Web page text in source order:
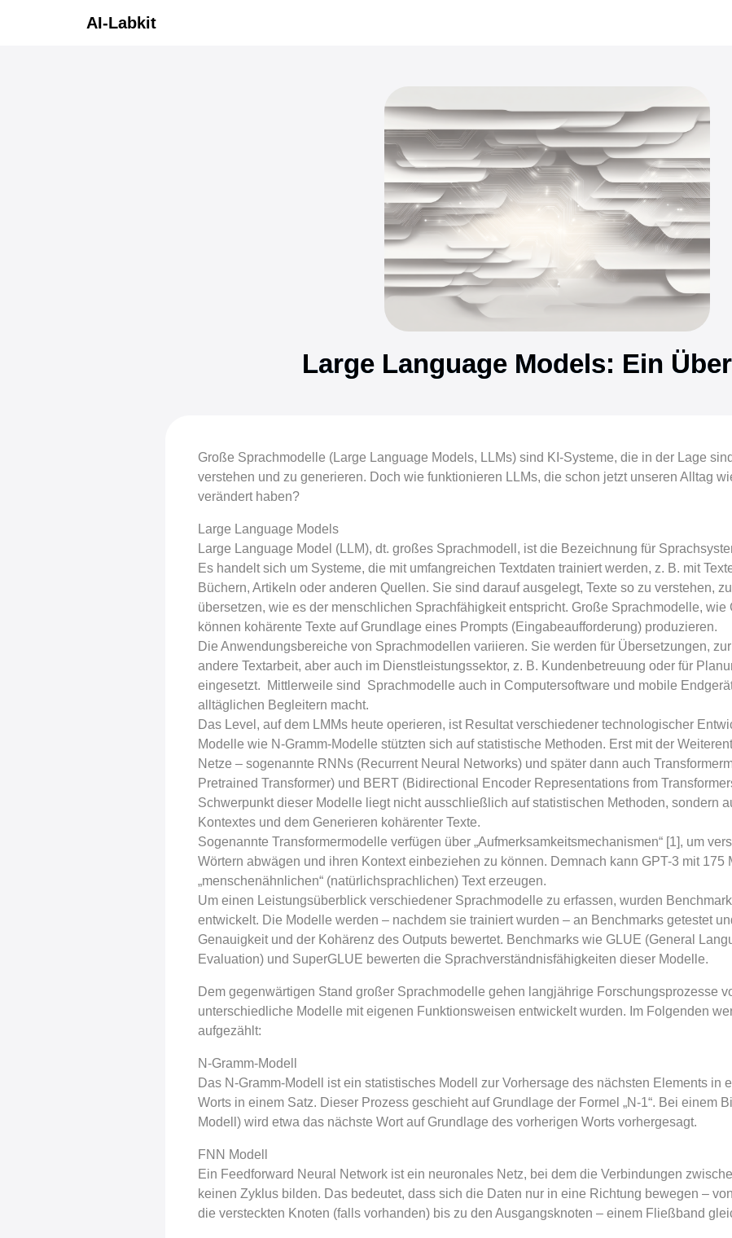
AI-Labkit
Large Language Models: Ein
Große Sprachmodelle (Large Language Models, LLMs) sind KI-Systeme, die in der Lage
verstehen und zu generieren. Doch wie funktionieren LLMs, die schon jetzt unseren Alltag
verändert haben?
Large Language Models
Large Language Model (LLM), dt. großes Sprachmodell, ist die Bezeichnung für
Es handelt sich um Systeme, die mit umfangreichen Textdaten trainiert werden, z. B. mit
Büchern, Artikeln oder anderen Quellen. Sie sind darauf ausgelegt, Texte so zu verstehen,
übersetzen, wie es der menschlichen Sprachfähigkeit entspricht. Große Sprachmodelle, wie
können kohärente Texte auf Grundlage eines Prompts (Eingabeaufforderung) produzieren.
Die Anwendungsbereiche von Sprachmodellen variieren. Sie werden für Übersetzungen,
andere Textarbeit, aber auch im Dienstleistungssektor, z. B. Kundenbetreuung oder für
eingesetzt. Mittlerweile sind Sprachmodelle auch in Computersoftware und mobile
alltäglichen Begleitern macht.
Das Level, auf dem LMMs heute operieren, ist Resultat verschiedener technologischer
Modelle wie N-Gramm-Modelle stützten sich auf statistische Methoden. Erst mit der
Netze – sogenannte RNNs (Recurrent Neural Networks) und später dann auch
Pretrained Transformer) und BERT (Bidirectional Encoder Representations from
Schwerpunkt dieser Modelle liegt nicht ausschließlich auf statistischen Methoden, sondern
Kontextes und dem Generieren kohärenter Texte.
Sogenannte Transformermodelle verfügen über „Aufmerksamkeitsmechanismen“ [1], um
Wörtern abwägen und ihren Kontext einbeziehen zu können. Demnach kann GPT-3 mit 175
„menschenähnlichen“ (natürlichsprachlichen) Text erzeugen.
Um einen Leistungsüberblick verschiedener Sprachmodelle zu erfassen, wurden
entwickelt. Die Modelle werden – nachdem sie trainiert wurden – an Benchmarks getestet
Genauigkeit und der Kohärenz des Outputs bewertet. Benchmarks wie GLUE (General
Evaluation) und SuperGLUE bewerten die Sprachverständnisfähigkeiten dieser Modelle.
Dem gegenwärtigen Stand großer Sprachmodelle gehen langjährige Forschungsprozesse
unterschiedliche Modelle mit eigenen Funktionsweisen entwickelt wurden. Im Folgenden
aufgezählt:
N-Gramm-Modell
Das N-Gramm-Modell ist ein statistisches Modell zur Vorhersage des nächsten Elements in
Worts in einem Satz. Dieser Prozess geschieht auf Grundlage der Formel „N-1“. Bei einem
Modell) wird etwa das nächste Wort auf Grundlage des vorherigen Worts vorhergesagt.
FNN Modell
Ein Feedforward Neural Network ist ein neuronales Netz, bei dem die Verbindungen
keinen Zyklus bilden. Das bedeutet, dass sich die Daten nur in eine Richtung bewegen –
die versteckten Knoten (falls vorhanden) bis zu den Ausgangsknoten – einem Fließband